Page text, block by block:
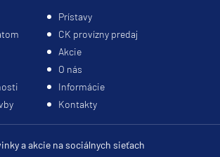
Prístavy
CK provízny predaj
Akcie
O nás
Informácie
Kontakty
a akcie na sociálnych sieťach